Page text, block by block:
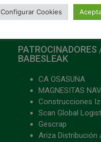
PATROCINADORES
BABESLEAK
CA OSASUNA
MAGNESITAS
Construcciones
Scan Global
Gescrap
Ariza Distribución
Configurar Cookies